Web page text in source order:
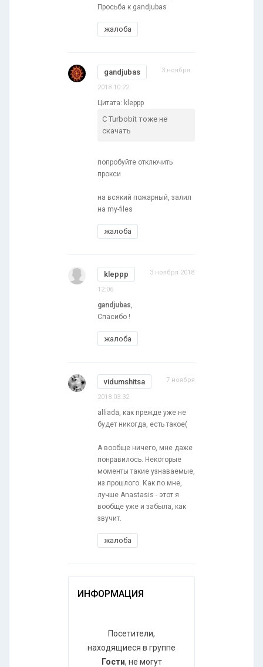
Просьба к gandjubas
жалоба
gandjubas 3 ноября
2018 10:22
Цитата: kleppp
С Turbobit тоже не
скачать
попробуйте отключить
прокси
на всякий пожарный, залил
на my-files
жалоба
kleppp 3 ноября 2018
12:06
gandjubas,
Спасибо !
жалоба
vidumshitsa 7 ноября
2018 03:32
alliada, как прежде уже не
будет никогда, есть такое(
А вообще ничего, мне даже
понравилось. Некоторые
моменты такие узнаваемые,
из прошлого. Как по мне,
лучше Anastasis - этот я
вообще уже и забыла, как
звучит.
жалоба
ИНФОРМАЦИЯ
Посетители,
находящиеся в группе
Гости, не могут